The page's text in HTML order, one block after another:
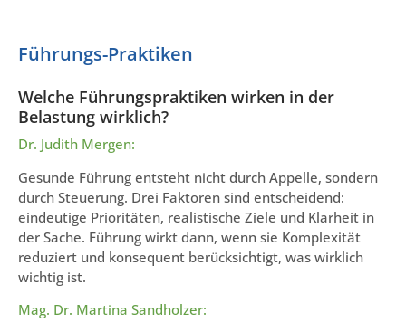
Führungs-Praktiken
Welche Führungspraktiken wirken in der
Belastung wirklich?
Dr. Judith Mergen:
Gesunde Führung entsteht nicht durch Appelle, sondern
durch Steuerung. Drei Faktoren sind entscheidend:
eindeutige Prioritäten, realistische Ziele und Klarheit in
der Sache. Führung wirkt dann, wenn sie Komplexität
reduziert und konsequent berücksichtigt, was wirklich
wichtig ist.
Mag. Dr. Martina Sandholzer: